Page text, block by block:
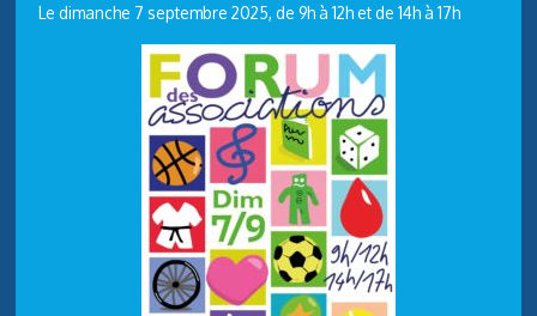
Le dimanche 7 septembre 2025, de 9h à 12h et de 14h à 17h